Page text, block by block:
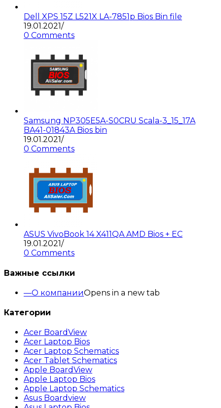
Dell XPS 15Z L521X LA-7851p Bios Bin file
19.01.2021/
0 Comments
Samsung NP305E5A-S0CRU Scala-3_15_17A
BA41-01843A Bios bin
19.01.2021/
0 Comments
ASUS VivoBook 14 X411QA AMD Bios + EC
19.01.2021/
0 Comments
Важные ссылки
О компанииOpens in a new tab
Категории
Acer BoardView
Acer Laptop Bios
Acer Laptop Schematics
Acer Tablet Schematics
Apple BoardView
Apple Laptop Bios
Apple Laptop Schematics
Asus Boardview